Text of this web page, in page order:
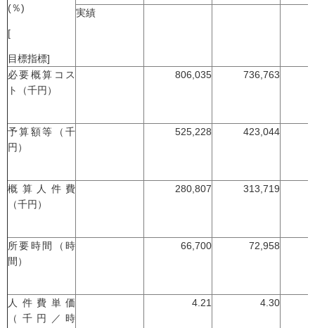
(％)
[
目標指標]
実績
必要概算コス
ト（千円）
806,035 736,763
予算額等（千
円）
525,228 423,044
概算人件費
（千円）
280,807 313,719
所要時間（時
間）
66,700 72,958
人件費単価
（千円／時
4.21 4.30